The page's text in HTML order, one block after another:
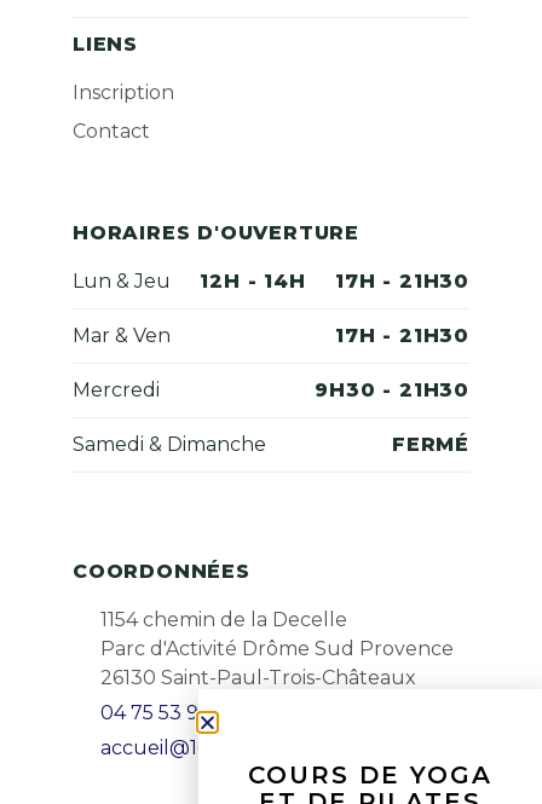
LIENS
Inscription
Contact
HORAIRES D'OUVERTURE
Lun & Jeu 12H - 14H 17H - 21H30
Mar & Ven 17H - 21H30
Mercredi 9H30 - 21H30
Samedi & Dimanche FERMÉ
COORDONNÉES
1154 chemin de la Decelle
Parc d'Activité Drôme Sud Provence
26130 Saint-Paul-Trois-Châteaux
04 75 53 99 25
accueil@1001danses.fr
COURS DE YOGA